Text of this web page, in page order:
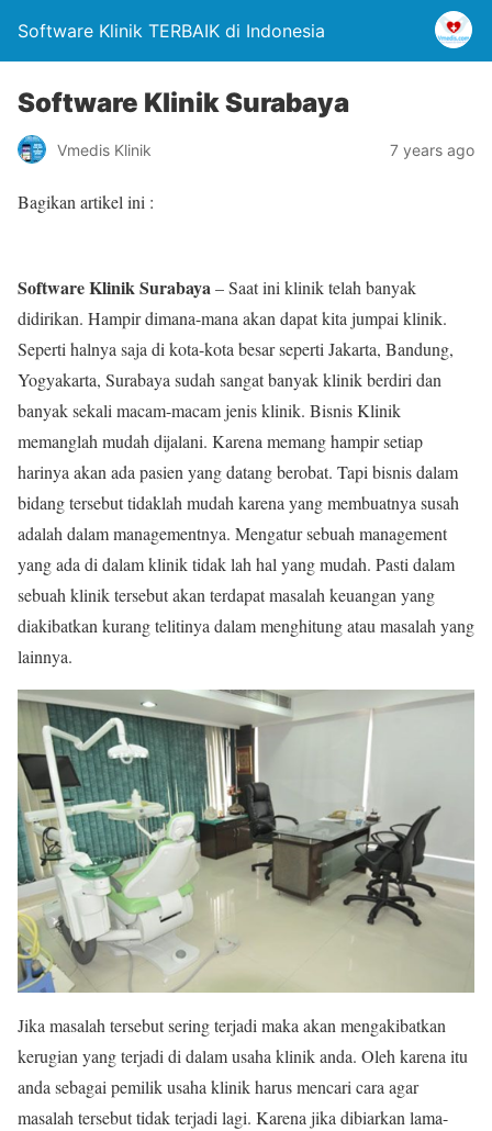
Software Klinik TERBAIK di Indonesia
Software Klinik Surabaya
Vmedis Klinik 7 years ago
Bagikan artikel ini :
Software Klinik Surabaya– Saat ini klinik telah banyak
didirikan. Hampir dimana-mana akan dapat kita jumpai klinik.
Seperti halnya saja di kota-kota besar seperti Jakarta, Bandung,
Yogyakarta, Surabaya sudah sangat banyak klinik berdiri dan
banyak sekali macam-macam jenis klinik. Bisnis Klinik
memanglah mudah dijalani. Karena memang hampir setiap
harinya akan ada pasien yang datang berobat. Tapi bisnis dalam
bidang tersebut tidaklah mudah karena yang membuatnya susah
adalah dalam managementnya. Mengatur sebuah management
yang ada di dalam klinik tidak lah hal yang mudah. Pasti dalam
sebuah klinik tersebut akan terdapat masalah keuangan yang
diakibatkan kurang telitinya dalam menghitung atau masalah yang
lainnya.
Jika masalah tersebut sering terjadi maka akan mengakibatkan
kerugian yang terjadi di dalam usaha klinik anda. Oleh karena itu
anda sebagai pemilik usaha klinik harus mencari cara agar
masalah tersebut tidak terjadi lagi. Karena jika dibiarkan lama-